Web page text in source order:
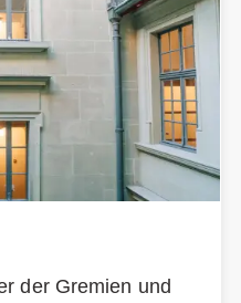
der Gremien und